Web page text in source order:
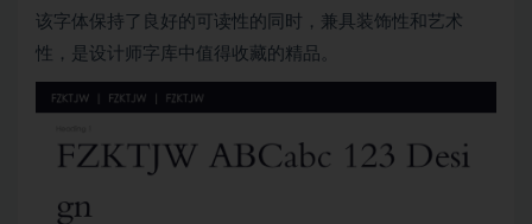
该字体保持了良好的可读性的同时，兼具装饰性和艺术
性，是设计师字库中值得收藏的精品。